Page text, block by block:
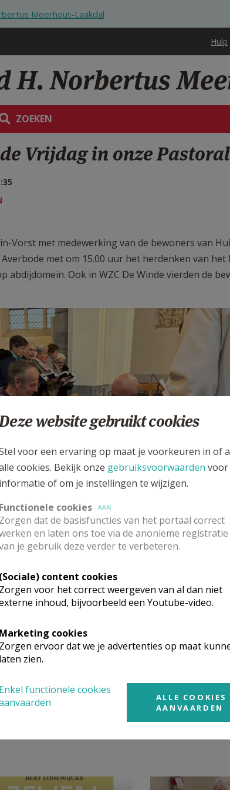
Meerhout-Laakdal
Hulp
H. Norbertus
ZOEKEN
Vrijdag in onze
Vorst met medewerking van de bewoners van
met om 15.00 uur het herdenken van het
Ook in WZC De Winde vierden de
© Michel Vanmechelen
website gebruikt cookies
voor een ervaring op maat je voorkeuren in of
cookies. Bekijk onze gebruiksvoorwaarden voor
informatie of om je instellingen te wijzigen.
Functionele cookies
AAN
Zorgen dat de basisfuncties van het portaal correct
en laten ons toe via de anonieme registratie
je gebruik deze verder te verbeteren.
(Sociale) content cookies
Zorgen voor het correct weergeven van al dan niet
inhoud, bijvoorbeeld een Youtube-video.
Marketing cookies
Zorgen ervoor dat we je advertenties op maat
laten zien.
Enkel functionele cookies
ALLE COOKIES
AANVAARDEN